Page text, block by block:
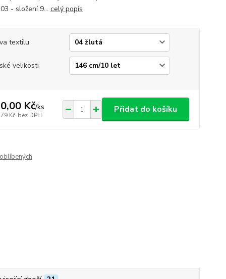
- složení 9... celý popis
textilu
velikosti
Kč/ks
Kč bez DPH
Přidat do košíku